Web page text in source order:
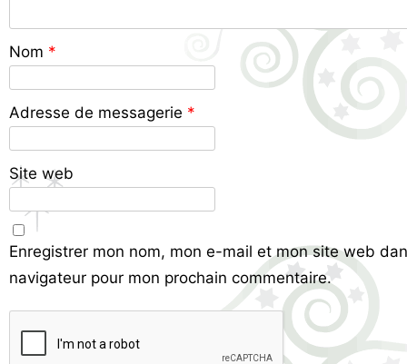
Nom *
Adresse de messagerie *
Site web
Enregistrer mon nom, mon e-mail et mon site web
navigateur pour mon prochain commentaire.